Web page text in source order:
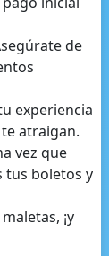
de
experiencia
atraigan.
vez que
tus boletos y
¡y